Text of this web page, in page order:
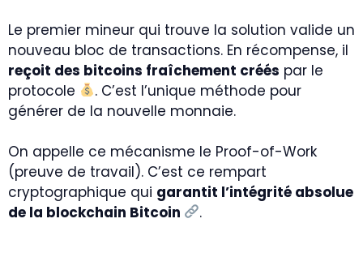
Le premier mineur qui trouve la solution valide un
nouveau bloc de transactions. En récompense, il
reçoit des bitcoins fraîchement créés par le
protocole
. C’est l’unique méthode pour
générer de la nouvelle monnaie.
On appelle ce mécanisme le Proof-of-Work
(preuve de travail). C’est ce rempart
cryptographique qui garantit l’intégrité absolue
de la blockchain Bitcoin
.